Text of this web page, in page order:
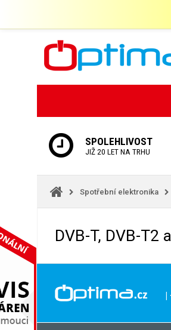
SPOLEHLIVOST
JIŽ 20 LET NA TRHU
Spotřební elektronika
DVB-T, DVB-T2
|